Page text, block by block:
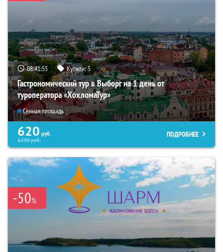
08:41:54 Купили:5
Гастрономический тур в Выборг на 1 день от
туроператора «ХохломаТур»
Сенная площадь
620 руб.
6290руб.
ПОДРОБНЕЕ
-50%